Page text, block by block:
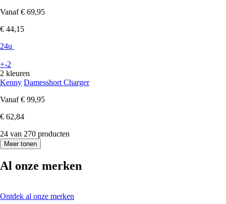
Vanaf € 69,95
€ 44,15
24u
+-2
2 kleuren
Kenny Damesshort Charger
Vanaf € 99,95
€ 62,84
24 van 270 producten
Meer tonen
Al onze merken
Ontdek al onze merken